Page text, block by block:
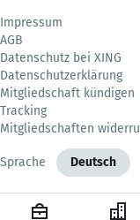
Impressum
AGB
Datenschutz bei XING
Datenschutzerklärung
Mitgliedschaft kündigen
Tracking
Mitgliedschaften
Sprache Deutsch